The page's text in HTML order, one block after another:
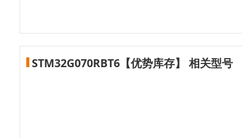
STM32G070RBT6【优势库存】 相关型号